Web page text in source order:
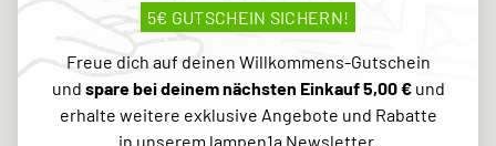
5€ GUTSCHEIN SICHERN!
Freue dich auf deinen Willkommens-Gutschein
und spare bei deinem nächsten Einkauf 5,00 €und
erhalte weitere exklusive Angebote und Rabatte
in unserem lampen1a Newsletter.